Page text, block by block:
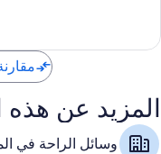
المزيد عن هذه
وسائل الراحة في